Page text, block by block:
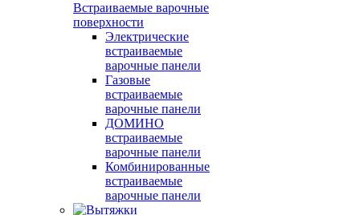
Встраиваемые варочные
поверхности
Электрические
встраиваемые
варочные панели
Газовые
встраиваемые
варочные панели
ДОМИНО
встраиваемые
варочные панели
Комбинированные
встраиваемые
варочные панели